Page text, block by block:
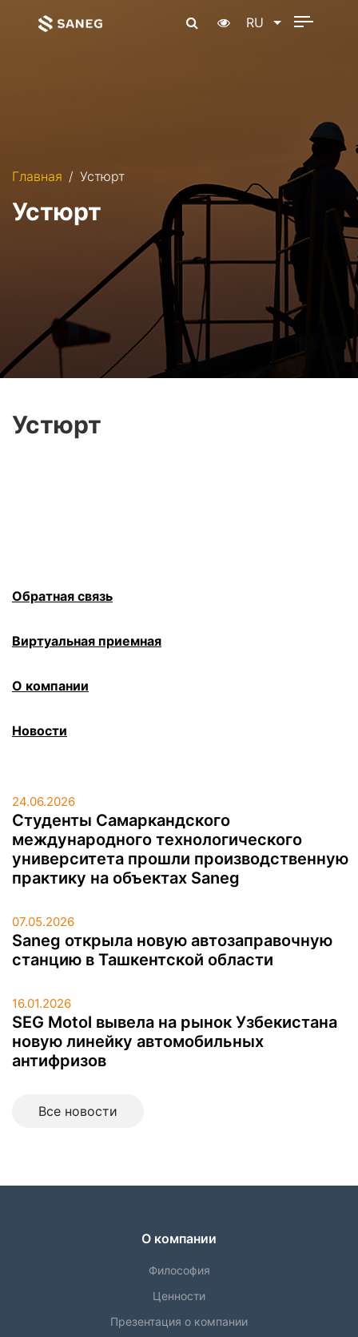
RU
Главная Устюрт
Устюрт
Устюрт
Обратная связь
Виртуальная приемная
О компании
Новости
24.06.2026
Студенты Самаркандского
международного технологического
университета прошли производственную
практику на объектах Saneg
07.05.2026
Saneg открыла новую автозаправочную
станцию в Ташкентской области
16.01.2026
SEG Motol вывела на рынок Узбекистана
новую линейку автомобильных
антифризов
Все новоcти
О компании
Философия
Ценности
Презентация о компании